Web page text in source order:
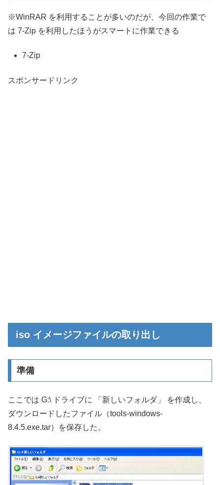
※WinRAR を利用することが多いのだが、今回の作業で
は 7-Zip を利用したほうがスマートに作業できる
7-Zip
スポンサードリンク
iso イメージファイルの取り出し
準備
ここでは G:\ ドライブに 「新しいフォルダ」 を作成し、
ダウンロードしたファイル（tools-windows-
8.4.5.exe.tar）を保存した。